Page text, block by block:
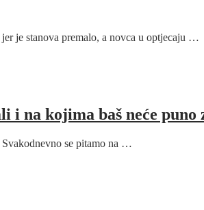
je stanova premalo, a novca u optjecaju …
i na kojima baš neće puno
se pitamo na …